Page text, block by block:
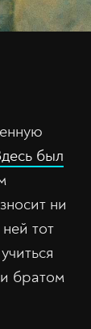
был
ни
тот
братом